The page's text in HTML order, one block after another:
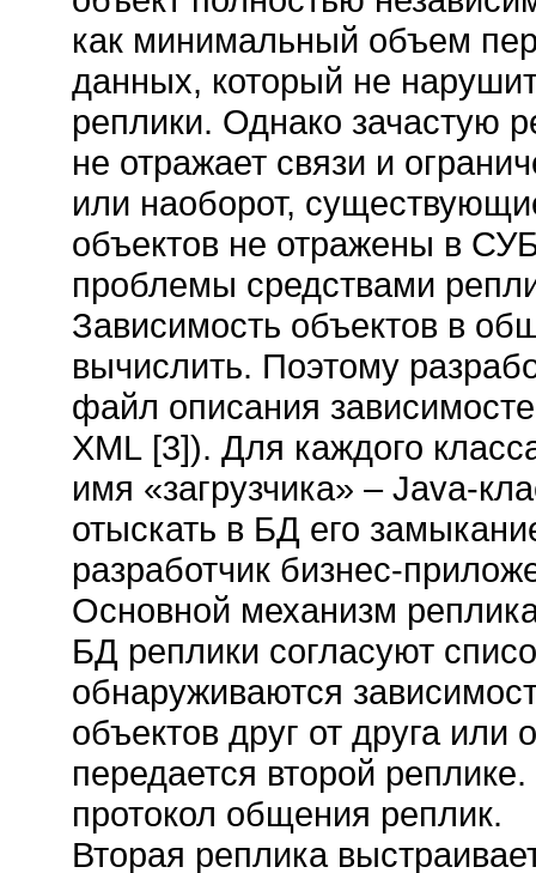
как минимальный объем
данных, который не
реплики. Однако зачастую
не отражает связи и
или наоборот,
объектов не отражены в
проблемы средствами
Зависимость объектов в
вычислить. Поэтому
файл описания
XML [3]). Для каждого
имя «загрузчика» – Java-
отыскать в БД его
разработчик бизнес-
Основной механизм
БД реплики согласуют
обнаруживаются
объектов друг от друга
передается второй
протокол общения реплик.
Вторая реплика